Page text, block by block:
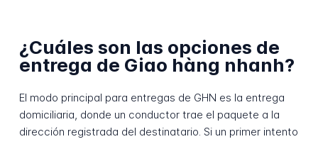
¿Cuáles son las opciones de
entrega de Giao hàng nhanh?
El modo principal para entregas de GHN es la entrega
domiciliaria, donde un conductor trae el paquete a la
dirección registrada del destinatario. Si un primer intento